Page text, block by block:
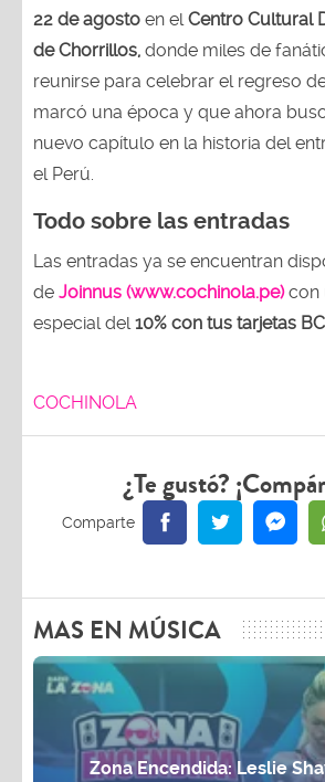
22 de agosto en elCentro Cultural
de Chorrillos, donde miles de
reunirse para celebrar el regreso
marcó una época y que ahora
nuevo capítulo en la historia del
el Perú.
Todo sobre las entradas
Las entradas ya se encuentran
de Joinnus (www.cochinola.pe)con
especial del10% con tus tarjetas
COCHINOLA
¿Te gustó?
MAS EN MÚSICA
Zona Encendida: Leslie